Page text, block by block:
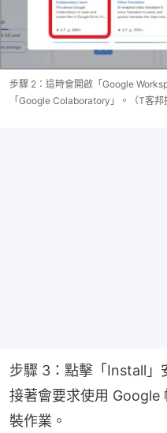
步驟 2：這時會開啟「Google
「Google Colaboratory」。（T客邦
步驟 3：點擊「Install」
接著會要求使用 Google
裝作業。